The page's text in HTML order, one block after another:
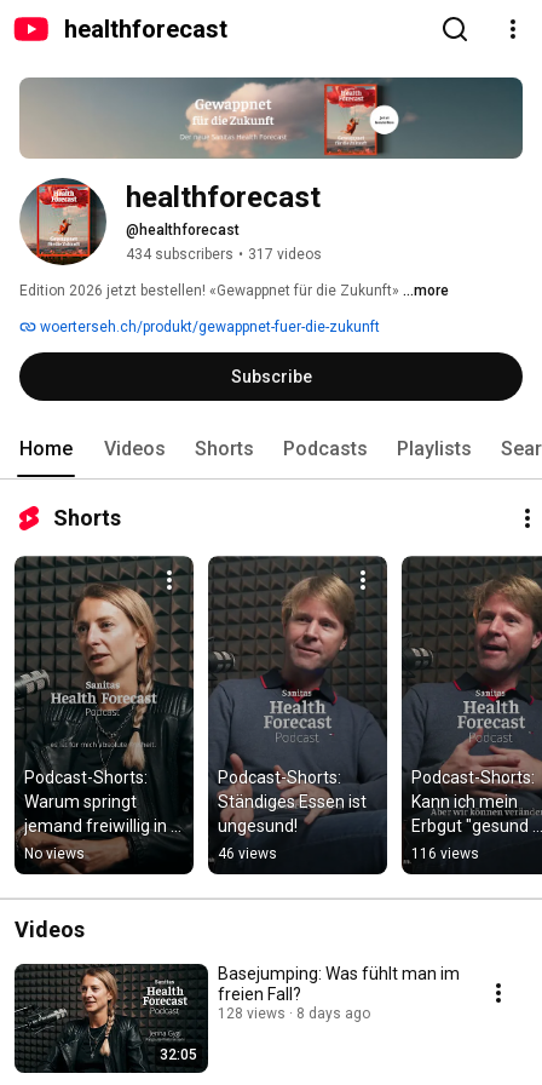
healthforecast
healthforecast
@healthforecast
434 subscribers • 317 videos
Edition 2026 jetzt bestellen! «Gewappnet für die Zukunft» ...more
woerterseh.ch/produkt/gewappnet-fuer-die-zukunft
Subscribe
Home Videos Shorts Podcasts Playlists
Shorts
Podcast-Shorts:
Warum springt
jemand freiwillig in
die Tiefe?
No views
Podcast-Shorts:
Ständiges Essen ist
ungesund!
46 views
Podcast-Shorts:
Kann ich mein
Erbgut "gesund
essen"?
116 views
Videos
32:05
Basejumping: Was fühlt man im
freien Fall?
128 views 8 days ago